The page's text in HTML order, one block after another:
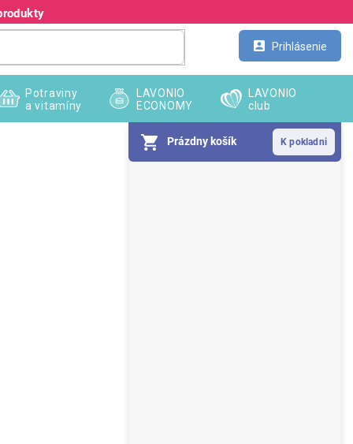
Prihlásenie
Prázdny košík
Potraviny
a vitamíny
LAVONIO
ECONOMY
LAVONIO
club